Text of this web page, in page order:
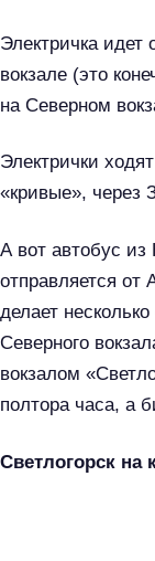
Электричка
вокзале (это
на Северном
Электрички
«кривые», через
А вот автобус
отправляется
делает
Северного
вокзалом
полтора часа, а
Светлогорск на